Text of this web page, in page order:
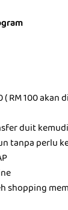
RM 100
duit
tanpa perlu
shopping